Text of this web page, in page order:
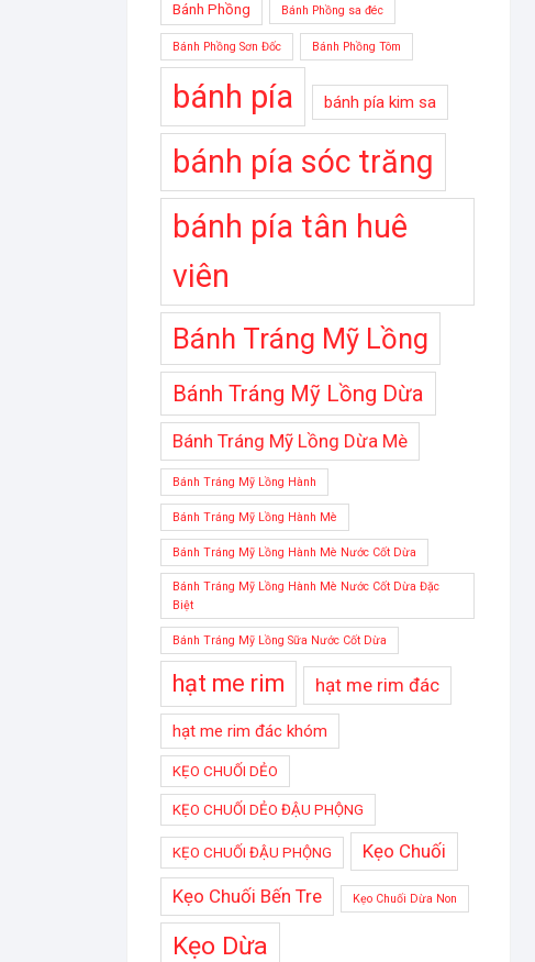
Bánh Phồng Bánh Phồng sa đéc
Bánh Phồng Sơn Đốc Bánh Phồng Tôm
bánh pía bánh pía kim sa
bánh pía sóc trăng
bánh pía tân huê
viên
Bánh Tráng Mỹ Lồng
Bánh Tráng Mỹ Lồng Dừa
Bánh Tráng Mỹ Lồng Dừa Mè
Bánh Tráng Mỹ Lồng Hành
Bánh Tráng Mỹ Lồng Hành Mè
Bánh Tráng Mỹ Lồng Hành Mè Nước Cốt Dừa
Bánh Tráng Mỹ Lồng Hành Mè Nước Cốt Dừa Đặc
Biệt
Bánh Tráng Mỹ Lồng Sữa Nước Cốt Dừa
hạt me rim hạt me rim đác
hạt me rim đác khóm
KẸO CHUỐI DẺO
KẸO CHUỐI DẺO ĐẬU PHỘNG
KẸO CHUỐI ĐẬU PHỘNG Kẹo Chuối
Kẹo Chuối Bến Tre Kẹo Chuối Dừa Non
Kẹo Dừa